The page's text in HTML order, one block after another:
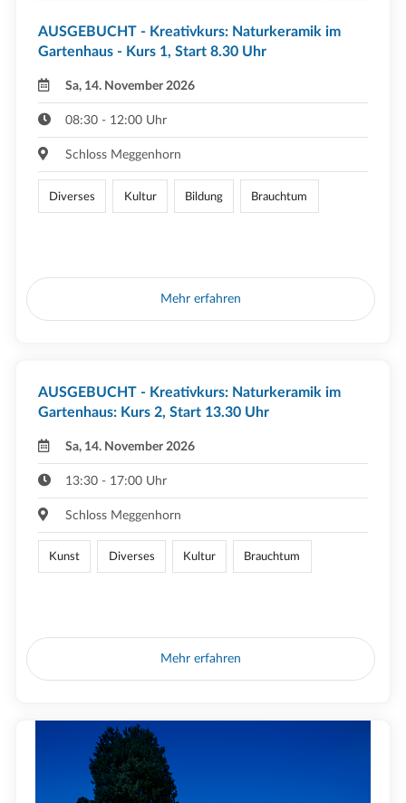
AUSGEBUCHT - Kreativkurs: Naturkeramik im
Gartenhaus - Kurs 1, Start 8.30 Uhr
Sa, 14. November 2026
08:30 - 12:00 Uhr
Schloss Meggenhorn
Diverses Kultur Bildung Brauchtum
Mehr erfahren
AUSGEBUCHT - Kreativkurs: Naturkeramik im
Gartenhaus: Kurs 2, Start 13.30 Uhr
Sa, 14. November 2026
13:30 - 17:00 Uhr
Schloss Meggenhorn
Kunst Diverses Kultur Brauchtum
Mehr erfahren